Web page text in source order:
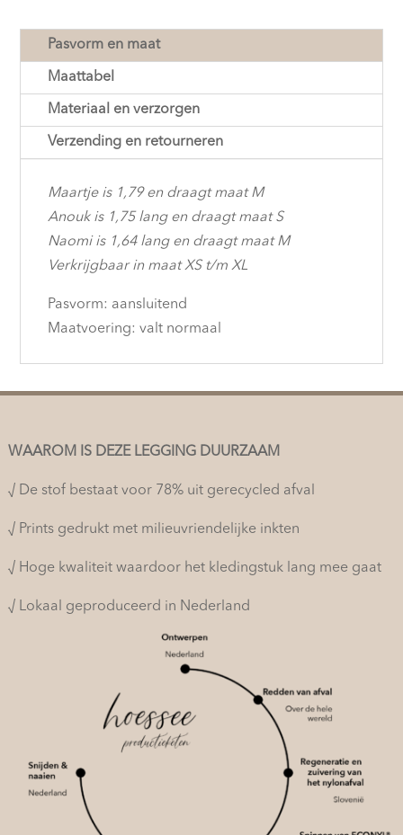
Pasvorm en maat
Maattabel
Materiaal en verzorgen
Verzending en retourneren
Maartje is 1,79 en draagt maat M
Anouk is 1,75 lang en draagt maat S
Naomi is 1,64 lang en draagt maat M
Verkrijgbaar in maat XS t/m XL
Pasvorm: aansluitend
Maatvoering: valt normaal
WAAROM IS DEZE LEGGING DUURZAAM
√ De stof bestaat voor 78% uit gerecycled afval
√ Prints gedrukt met milieuvriendelijke inkten
√ Hoge kwaliteit waardoor het kledingstuk lang mee gaat
√ Lokaal geproduceerd in Nederland